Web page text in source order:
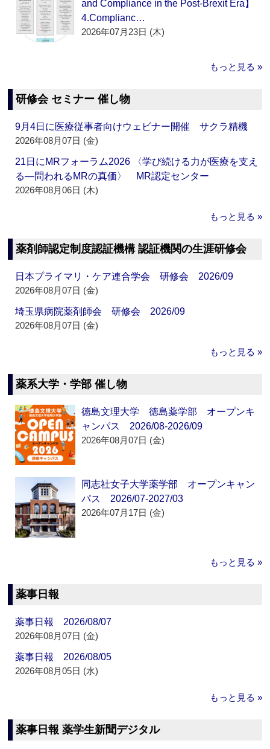
and Compliance in the Post-Brexit Era】
4.Complianc…
2026年07月23日 (木)
もっと見る »
研修会 セミナー 催し物
9月4日に医療従事者向けウェビナー開催 サクラ精機
2026年08月07日 (金)
21日にMRフォーラム2026 〈学び続ける力が医療を支え
る―問われるMRの真価〉 MR認定センター
2026年08月06日 (木)
もっと見る »
薬剤師認定制度認証機構 認証機関の生涯研修会
日本プライマリ・ケア連合学会 研修会 2026/09
2026年08月07日 (金)
埼玉県病院薬剤師会 研修会 2026/09
2026年08月07日 (金)
もっと見る »
薬系大学・学部 催し物
徳島文理大学 徳島薬学部 オープンキ
ャンパス 2026/08-2026/09
2026年08月07日 (金)
同志社女子大学薬学部 オープンキャン
パス 2026/07-2027/03
2026年07月17日 (金)
もっと見る »
薬事日報
薬事日報 2026/08/07
2026年08月07日 (金)
薬事日報 2026/08/05
2026年08月05日 (水)
もっと見る »
薬事日報 薬学生新聞デジタル